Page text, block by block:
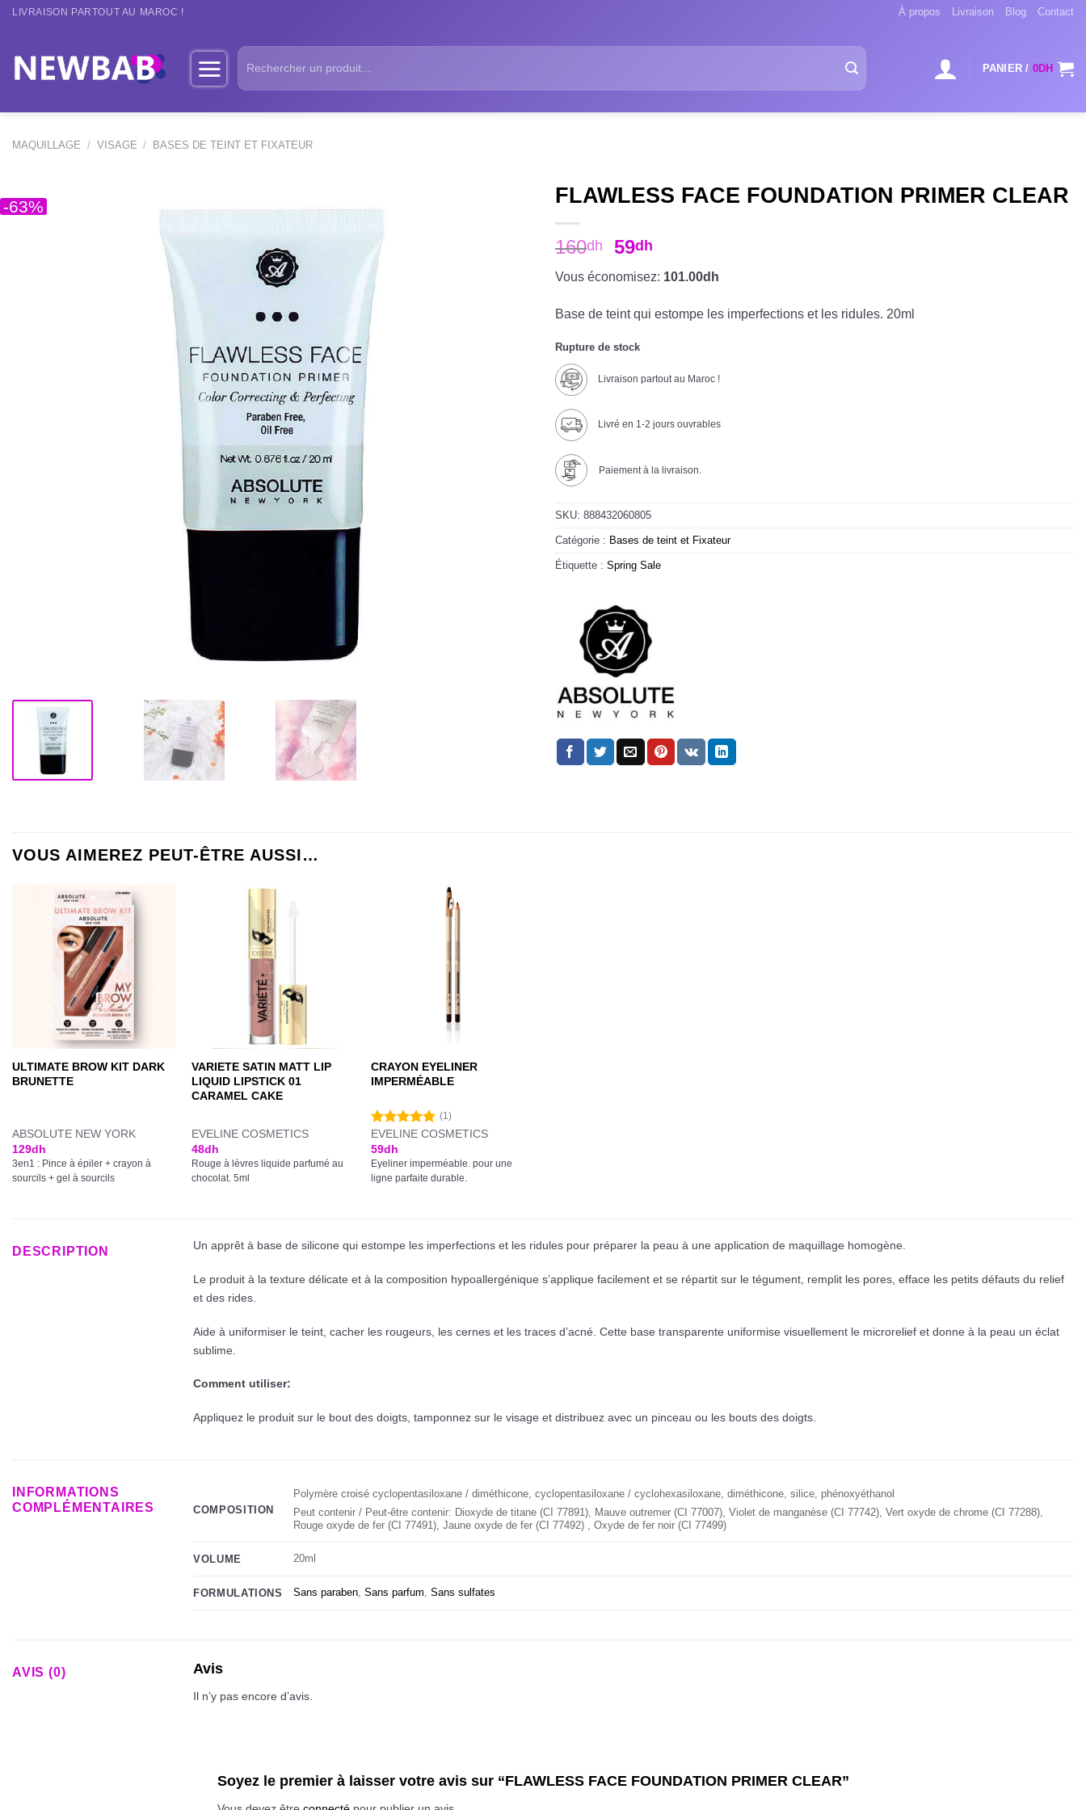
Passer
LIVRAISON PARTOUT AU MAROC ! À propos Livraison Blog Contact
Recherche
pour :
PANIER / 0DH
MAQUILLAGE / VISAGE / BASES DE TEINT ET FIXATEUR
-63% FLAWLESS FACE FOUNDATION PRIMER CLEAR
160dh 59dh
Vous économisez: 101.00dh
Base de teint qui estompe les imperfections et les ridules. 20ml
Rupture de stock
Livraison partout au Maroc !
Livré en 1-2 jours ouvrables
Paiement à la livraison.
SKU: 888432060805
Catégorie : Bases de teint et Fixateur
Étiquette : Spring Sale
VOUS AIMEREZ PEUT-ÊTRE AUSSI…
ULTIMATE BROW KIT DARK
BRUNETTE
ABSOLUTE NEW YORK
129dh
3en1 : Pince à épiler + crayon à
sourcils + gel à sourcils
VARIETE SATIN MATT LIP
LIQUID LIPSTICK 01
CARAMEL CAKE
EVELINE COSMETICS
48dh
Rouge à lèvres liquide parfumé au
chocolat. 5ml
CRAYON EYELINER
IMPERMÉABLE
Note5.00
sur 5
(1)
EVELINE COSMETICS
59dh
Eyeliner imperméable. pour une
ligne parfaite durable.
DESCRIPTION Un apprêt à base de silicone qui estompe les imperfections et les ridules pour préparer la peau à une application de maquillage homogène.
Le produit à la texture délicate et à la composition hypoallergénique s’applique facilement et se répartit sur le tégument, remplit les pores, efface les petits défauts du relief
et des rides.
Aide à uniformiser le teint, cacher les rougeurs, les cernes et les traces d’acné. Cette base transparente uniformise visuellement le microrelief et donne à la peau un éclat
sublime.
Comment utiliser:
Appliquez le produit sur le bout des doigts, tamponnez sur le visage et distribuez avec un pinceau ou les bouts des doigts.
INFORMATIONS
COMPLÉMENTAIRES
COMPOSITION
Polymère croisé cyclopentasiloxane / diméthicone, cyclopentasiloxane / cyclohexasiloxane, diméthicone, silice, phénoxyéthanol
Peut contenir / Peut-être contenir: Dioxyde de titane (CI 77891), Mauve outremer (CI 77007), Violet de manganèse (CI 77742), Vert oxyde de chrome (CI 77288),
Rouge oxyde de fer (CI 77491), Jaune oxyde de fer (CI 77492) , Oxyde de fer noir (CI 77499)
VOLUME 20ml
FORMULATIONS Sans paraben,Sans parfum,Sans sulfates
AVIS (0) Avis
Il n’y pas encore d’avis.
Soyez le premier à laisser votre avis sur “FLAWLESS FACE FOUNDATION PRIMER CLEAR”